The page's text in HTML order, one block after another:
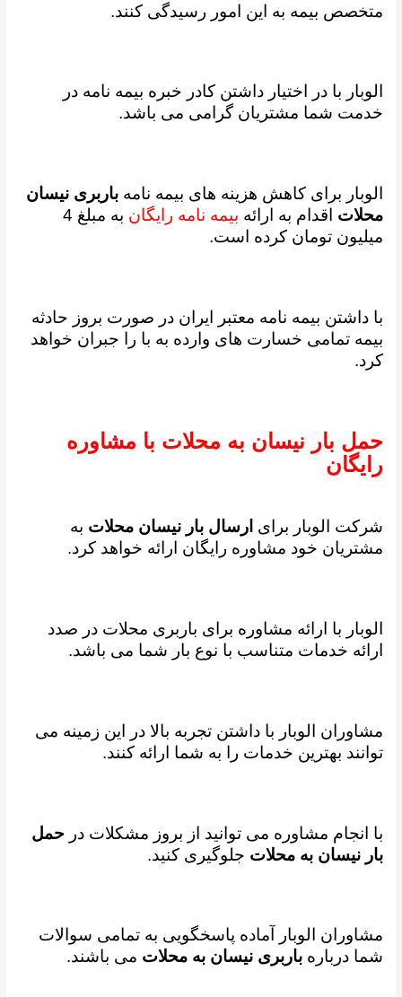
متخصص بیمه به این امور رسیدگی کنند.
الوبار با در اختیار داشتن کادر خبره بیمه نامه در
خدمت شما مشتریان گرامی می باشد.
الوبار برای کاهش هزینه های بیمه نامهباربری نیسان
محلات اقدام به ارائه بیمه نامه رایگان
به مبلغ 4
میلیون تومان کرده است.
با داشتن بیمه نامه معتبر ایران در صورت بروز حادثه
بیمه تمامی خسارت های وارده به با را جبران خواهد
کرد.
حمل بار نیسان به محلات با مشاوره
رایگان
شرکت الوبار برای ارسال بار نیسان محلات به
مشتریان خود مشاوره رایگان ارائه خواهد کرد.
الوبار با ارائه مشاوره برای باربری محلات در صدد
ارائه خدمات متناسب با نوع بار شما می باشد.
مشاوران الوبار با داشتن تجربه بالا در این زمینه می
توانند بهترین خدمات را به شما ارائه کنند.
با انجام مشاوره می توانید از بروز مشکلات درحمل
بار نیسان به محلات جلوگیری کنید.
مشاوران الوبار آماده پاسخگویی به تمامی سوالات
شما دربارهباربری نیسان به محلات می باشند.